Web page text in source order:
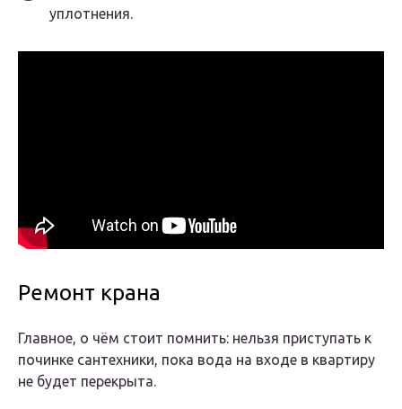
уплотнения.
Ремонт крана
Главное, о чём стоит помнить: нельзя приступать к
починке сантехники, пока вода на входе в квартиру
не будет перекрыта.